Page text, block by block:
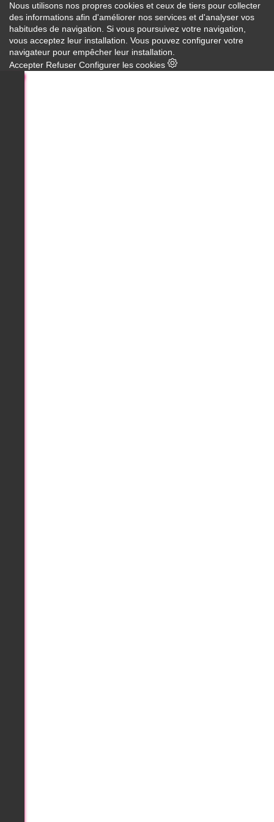
Nous utilisons nos propres cookies et ceux de tiers pour collecter
des informations afin d'améliorer nos services et d'analyser vos
habitudes de navigation. Si vous poursuivez votre navigation,
vous acceptez leur installation. Vous pouvez configurer votre
navigateur pour empêcher leur installation.
Accepter Refuser Configurer les cookies